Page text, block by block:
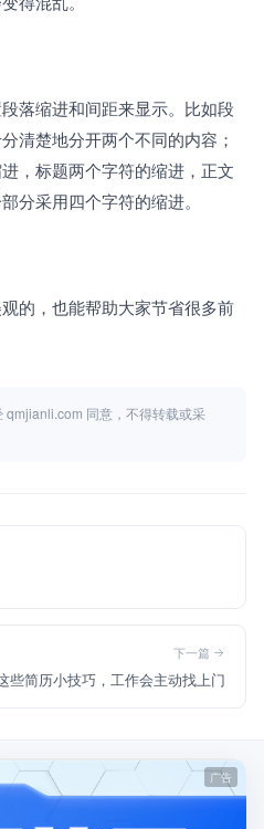
落缩进和间距来显示。比如段
清楚地分开两个不同的内容；
，标题两个字符的缩进，正文
分采用四个字符的缩进。
的，也能帮助大家节省很多前
qmjianli.com 同意，不得转载或采
下一篇
些简历小技巧，工作会主动找上门